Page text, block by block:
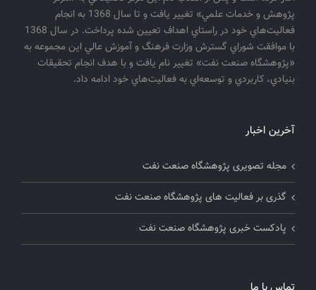
پژوهش و خدمات علمي» تغيير يافت و تا سال 1368 به انجام
فعاليت‌هاي خود در راستاي اهداف تعيين شده پرداخت. در سال 1368
با موافقت شوراي گسترش وزارت فرهنگ و آموزش عالي اين مجموعه به
«پژوهشگاه صنعت نفت» تغيير نام يافت و با هدف انجام تحقيقات
بنيادي، كاربردي و توسعه‌اي به فعاليت‌هاي خود ادامه داد.
آخرین اخبار
مجله تصویری پژوهشگاه صنعت نفت
گذری بر فعالیت های پژوهشگاه صنعت نفت
پادکست خبری پژوهشگاه صنعت نفت